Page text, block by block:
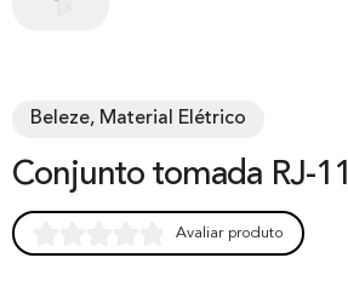
Beleze, Material Elétrico
Conjunto tomada RJ-11
Avaliar produto